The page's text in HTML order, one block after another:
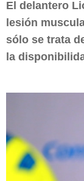
El delantero
lesión
sólo se trata
la